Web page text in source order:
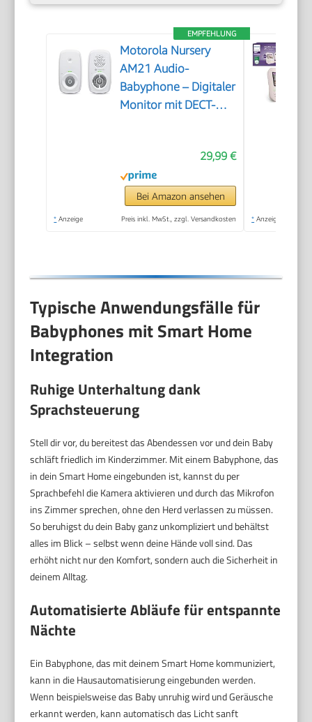
EMPFEHLUNG
Motorola Nursery
AM21 Audio-
Babyphone – Digitaler
Monitor mit DECT-
große Reichweite –
hochempfindliches
Mikrofon – Weiß
29,99 €
Bei Amazon ansehen
* Anzeige Preis inkl. MwSt., zzgl. Versandkosten * Anzeige
Typische Anwendungsfälle für
Babyphones mit Smart Home
Integration
Ruhige Unterhaltung dank
Sprachsteuerung
Stell dir vor, du bereitest das Abendessen vor und dein Baby
schläft friedlich im Kinderzimmer. Mit einem Babyphone, das
in dein Smart Home eingebunden ist, kannst du per
Sprachbefehl die Kamera aktivieren und durch das Mikrofon
ins Zimmer sprechen, ohne den Herd verlassen zu müssen.
So beruhigst du dein Baby ganz unkompliziert und behältst
alles im Blick – selbst wenn deine Hände voll sind. Das
erhöht nicht nur den Komfort, sondern auch die Sicherheit in
deinem Alltag.
Automatisierte Abläufe für entspannte
Nächte
Ein Babyphone, das mit deinem Smart Home kommuniziert,
kann in die Hausautomatisierung eingebunden werden.
Wenn beispielsweise das Baby unruhig wird und Geräusche
erkannt werden, kann automatisch das Licht sanft